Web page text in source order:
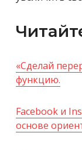
«Сделай
функцию.
Facebook и
основе